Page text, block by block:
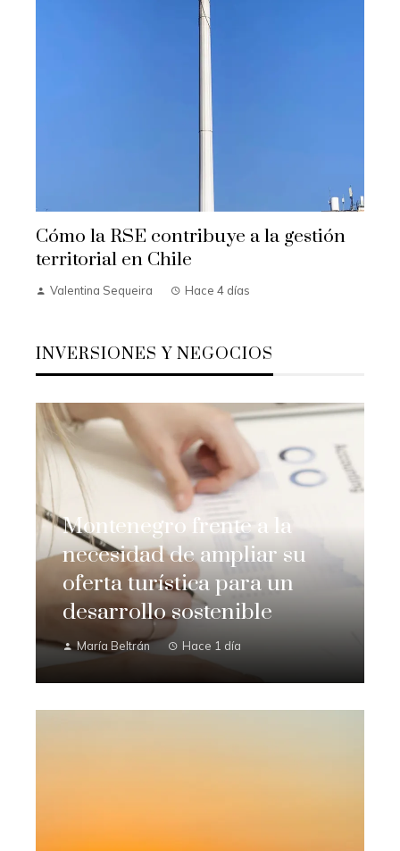
Cómo la RSE contribuye a la gestión
territorial en Chile
Valentina Sequeira Hace 4 días
INVERSIONES Y NEGOCIOS
Montenegro frente a la
necesidad de ampliar su
oferta turística para un
desarrollo sostenible
María Beltrán Hace 1 día